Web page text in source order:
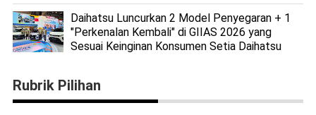
Daihatsu Luncurkan 2 Model Penyegaran + 1
"Perkenalan Kembali" di GIIAS 2026 yang
Sesuai Keinginan Konsumen Setia Daihatsu
Rubrik Pilihan